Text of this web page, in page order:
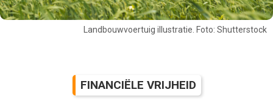
Landbouwvoertuig illustratie. Foto: Shutterstock
FINANCIËLE VRIJHEID